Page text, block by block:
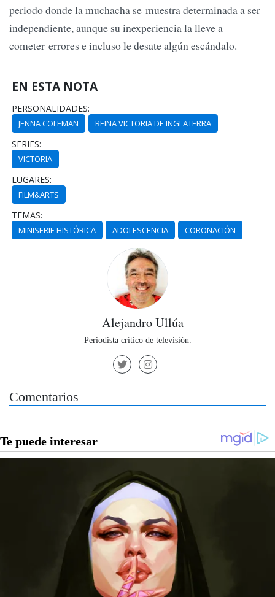
periodo donde la muchacha se muestra determinada a ser
independiente, aunque su inexperiencia la lleve a
cometer errores e incluso le desate algún escándalo.
EN ESTA NOTA
PERSONALIDADES:
JENNA COLEMAN REINA VICTORIA DE INGLATERRA
SERIES:
VICTORIA
LUGARES:
FILM&ARTS
TEMAS:
MINISERIE HISTÓRICA ADOLESCENCIA CORONACIÓN
Alejandro Ullúa
Periodista crítico de televisión.
Comentarios